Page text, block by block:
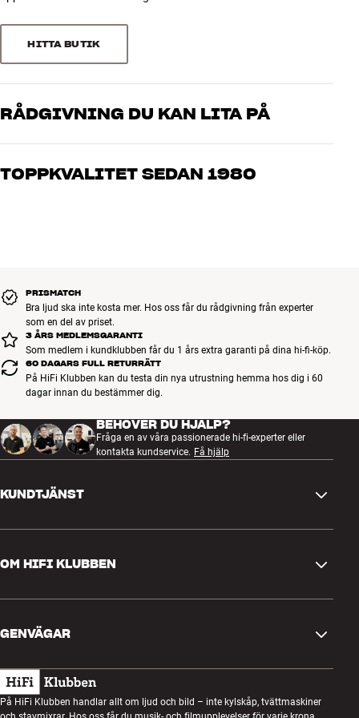
Sortera efter
HITTA BUTIK
RÅDGIVNING DU KAN LITA PÅ
Våra medarbetare är riktiga entusiaster som kan produkterna och
vad du drömmer om, så hjälper vi dig att hitta den lösning som
TOPPKVALITET SEDAN 1980
PRISMATCH
Bra ljud ska inte kosta mer. Hos oss får du rådgivning från experter
som en del av priset.
3 ÅRS MEDLEMSGARANTI
Som medlem i kundklubben får du 1 års extra garanti på dina hi-fi-köp.
60 DAGARS FULL RETURRÄTT
På HiFi Klubben kan du testa din nya utrustning hemma hos dig i 60
dagar innan du bestämmer dig.
BEHÖVER DU HJÄLP?
Fråga en av våra passionerade hi-fi-experter eller
kontakta kundservice. Få hjälp
KUNDTJÄNST
Retur och reklamation
Ångra beställning
Köpvillkor
OM HIFI KLUBBEN
Kundklubb
Lyssnarkväll
GENVÄGAR
Presentkort
Bygg med ljud
På HiFi Klubben handlar allt om ljud och bild – inte kylskåp, tvättmaskiner